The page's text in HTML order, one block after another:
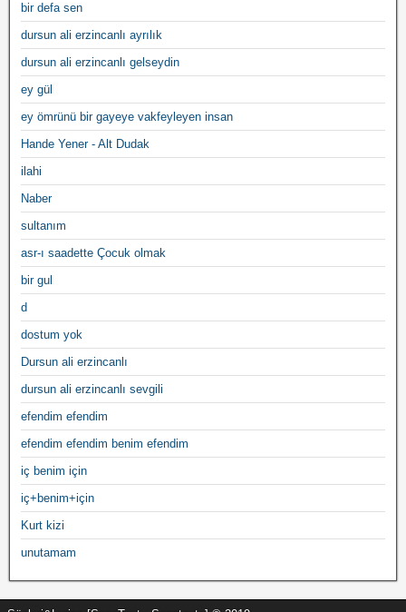
bir defa sen
dursun ali erzincanlı ayrılık
dursun ali erzincanlı gelseydin
ey gül
ey ömrünü bir gayeye vakfeyleyen insan
Hande Yener - Alt Dudak
ilahi
Naber
sultanım
asr-ı saadette Çocuk olmak
bir gul
d
dostum yok
Dursun ali erzincanlı
dursun ali erzincanlı sevgili
efendim efendim
efendim efendim benim efendim
iç benim için
iç+benim+için
Kurt kizi
unutamam